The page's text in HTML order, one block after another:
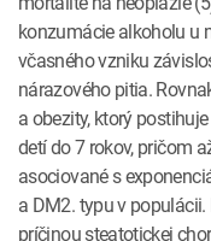
konzumácie alkoholu u
včasného vzniku
nárazového pitia.
a obezity, ktorý
detí do 7 rokov, pričom
asociované s
a DM2. typu v
príčinou steatotickej